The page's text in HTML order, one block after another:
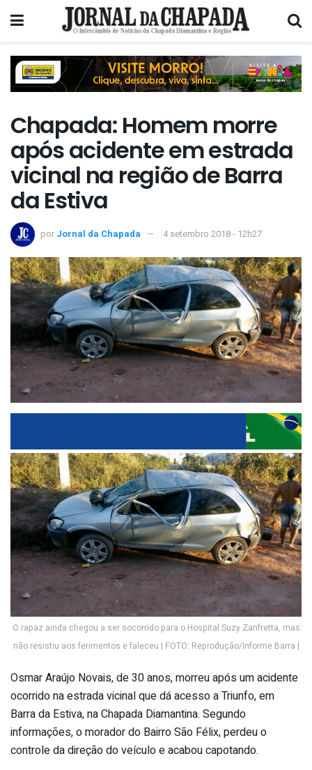
Chapada: Homem morre
após acidente em estrada
vicinal na região de Barra
da Estiva
por Jornal da Chapada 4 setembro 2018 - 12h27
O rapaz ainda chegou a ser socorrido para o Hospital Suzy Zanfretta, mas
não resistiu aos ferimentos e faleceu | FOTO: Reprodução/Informe Barra |
Osmar Araújo Novais, de 30 anos, morreu após um acidente
ocorrido na estrada vicinal que dá acesso a Triunfo, em
Barra da Estiva, na Chapada Diamantina. Segundo
informações, o morador do Bairro São Félix, perdeu o
controle da direção do veículo e acabou capotando.